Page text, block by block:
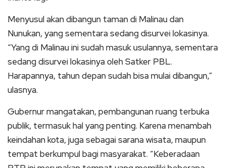
Menyusul akan dibangun taman di Malinau dan
Nunukan, yang sementara sedang disurvei lokasinya.
“Yang di Malinau ini sudah masuk usulannya, sementara
sedang disurvei lokasinya oleh Satker PBL.
Harapannya, tahun depan sudah bisa mulai dibangun,”
ulasnya.
Gubernur mangatakan, pembangunan ruang terbuka
publik, termasuk hal yang penting. Karena menambah
keindahan kota, juga sebagai sarana wisata, maupun
tempat berkumpul bagi masyarakat. “Keberadaan